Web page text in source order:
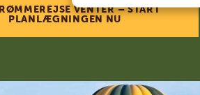
VENTER – START
PLANLÆGNINGEN NU